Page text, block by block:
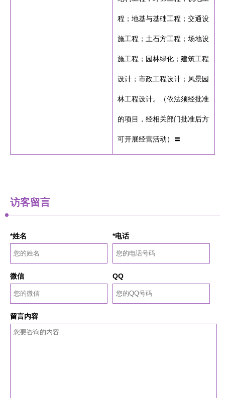
程；地基与基础工程；交通设
施工程；土石方工程；场地设
施工程；园林绿化；建筑工程
设计；市政工程设计；风景园
林工程设计。（依法须经批准
的项目，经相关部门批准后方
可开展经营活动）〓
访客留言
*姓名 *电话
微信 QQ
留言内容